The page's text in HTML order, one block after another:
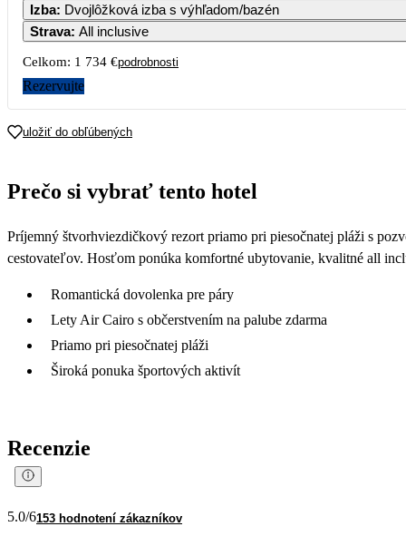
Izba: Dvojlôžková izba s výhľadom/bazén
Strava: All inclusive
Celkom: 1 734 €podrobnosti
Rezervujte
uložiť do obľúbených
Prečo si vybrať tento hotel
Príjemný štvorhviezdičkový rezort priamo pri piesočnatej pláži s
cestovateľov. Hosťom ponúka komfortné ubytovanie, kvalitné all
Romantická dovolenka pre páry
Lety Air Cairo s občerstvením na palube zdarma
Priamo pri piesočnatej pláži
Široká ponuka športových aktivít
Recenzie
5.0/6153 hodnotení zákazníkov